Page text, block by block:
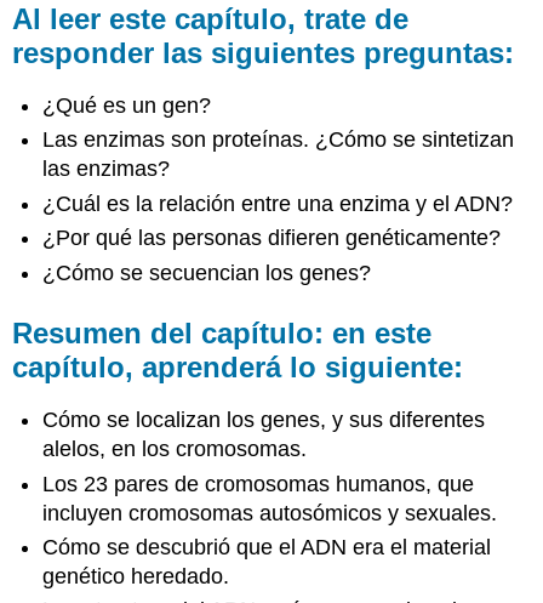
Al leer este capítulo, trate de
responder las siguientes preguntas:
¿Qué es un gen?
Las enzimas son proteínas. ¿Cómo se sintetizan
las enzimas?
¿Cuál es la relación entre una enzima y el ADN?
¿Por qué las personas difieren genéticamente?
¿Cómo se secuencian los genes?
Resumen del capítulo: en este
capítulo, aprenderá lo siguiente:
Cómo se localizan los genes, y sus diferentes
alelos, en los cromosomas.
Los 23 pares de cromosomas humanos, que
incluyen cromosomas autosómicos y sexuales.
Cómo se descubrió que el ADN era el material
genético heredado.